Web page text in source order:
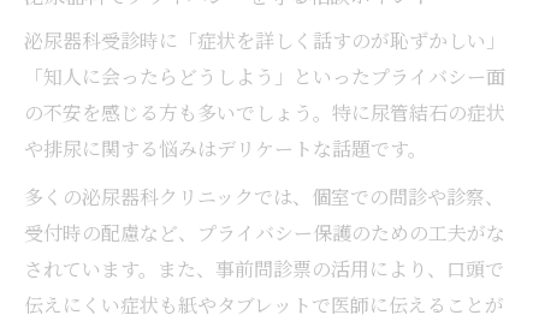
泌尿器科受診時に「症状を詳しく話すのが恥ずかしい」
「知人に会ったらどうしよう」といったプライバシー面
の不安を感じる方も多いでしょう。特に尿管結石の症状
や排尿に関する悩みはデリケートな話題です。
多くの泌尿器科クリニックでは、個室での問診や診察、
受付時の配慮など、プライバシー保護のための工夫がな
されています。また、事前問診票の活用により、口頭で
伝えにくい症状も紙やタブレットで医師に伝えることが